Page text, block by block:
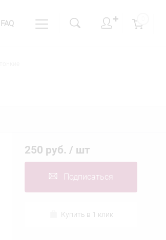
FAQ
✚
250 руб. / шт
Подписаться
Купить в 1 клик